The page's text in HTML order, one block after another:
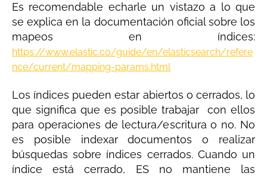
Es recomendable echarle un vistazo a lo que
se explica en la documentación oficial sobre los
mapeos en índices:
https://www.elastic.co/guide/en/elasticsearch/refere
nce/current/mapping-params.html
Los índices pueden estar abiertos o cerrados, lo
que significa que es posible trabajar con ellos
para operaciones de lectura/escritura o no. No
es posible indexar documentos o realizar
búsquedas sobre índices cerrados. Cuando un
índice está cerrado, ES no mantiene las